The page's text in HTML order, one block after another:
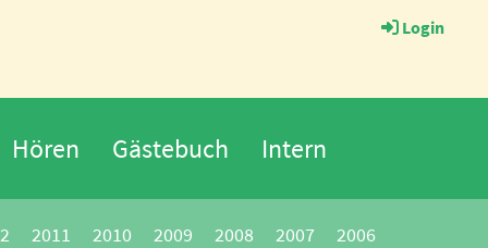
Login
Hören Gästebuch Intern
2011 2010 2009 2008 2007 2006